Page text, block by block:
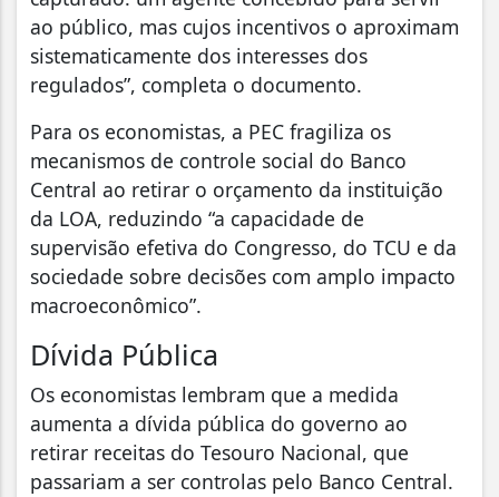
ao público, mas cujos incentivos o aproximam
sistematicamente dos interesses dos
regulados”, completa o documento.
Para os economistas, a PEC fragiliza os
mecanismos de controle social do Banco
Central ao retirar o orçamento da instituição
da LOA, reduzindo “a capacidade de
supervisão efetiva do Congresso, do TCU e da
sociedade sobre decisões com amplo impacto
macroeconômico”.
Dívida Pública
Os economistas lembram que a medida
aumenta a dívida pública do governo ao
retirar receitas do Tesouro Nacional, que
passariam a ser controlas pelo Banco Central.